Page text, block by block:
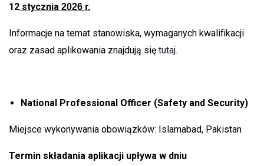
12 stycznia 2026 r.
Informacje na temat stanowiska, wymaganych kwalifikacji
oraz zasad aplikowania znajdują się tutaj.
National Professional Officer (Safety and Security)
Miejsce wykonywania obowiązków: Islamabad, Pakistan
Termin składania aplikacji upływa w dniu